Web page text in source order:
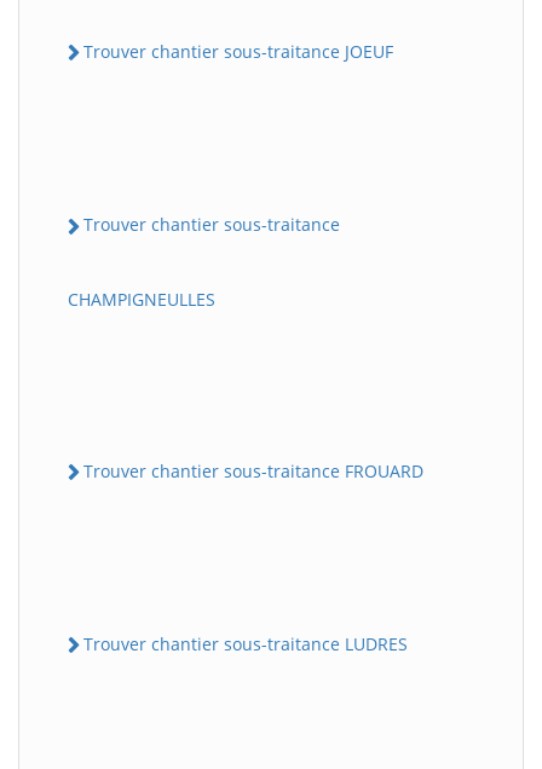
Trouver chantier sous-traitance JOEUF
Trouver chantier sous-traitance
CHAMPIGNEULLES
Trouver chantier sous-traitance FROUARD
Trouver chantier sous-traitance LUDRES